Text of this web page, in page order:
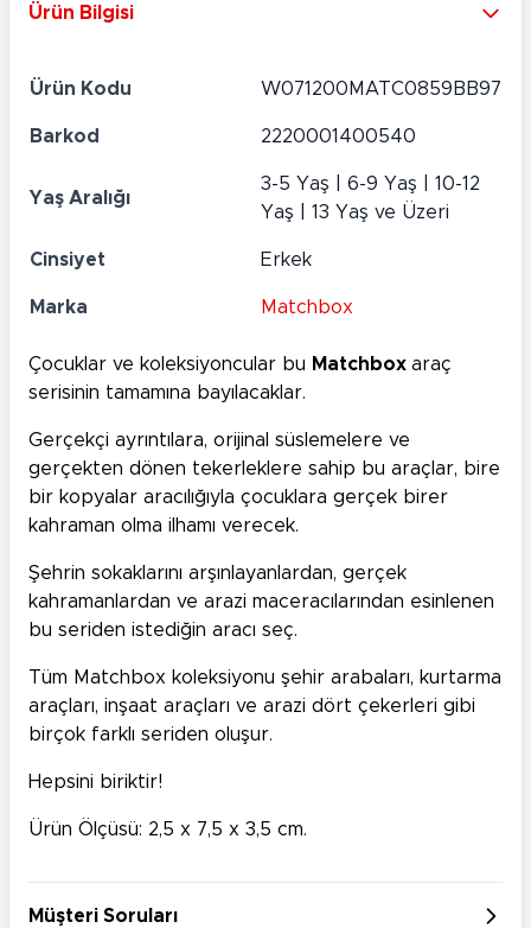
Ürün Bilgisi
Ürün Kodu W071200MATC0859BB97
Barkod 2220001400540
Yaş Aralığı
3-5 Yaş | 6-9 Yaş | 10-12
Yaş | 13 Yaş ve Üzeri
Cinsiyet Erkek
Marka Matchbox
Çocuklar ve koleksiyoncular bu Matchbox araç
serisinin tamamına bayılacaklar.
Gerçekçi ayrıntılara, orijinal süslemelere ve
gerçekten dönen tekerleklere sahip bu araçlar, bire
bir kopyalar aracılığıyla çocuklara gerçek birer
kahraman olma ilhamı verecek.
Şehrin sokaklarını arşınlayanlardan, gerçek
kahramanlardan ve arazi maceracılarından esinlenen
bu seriden istediğin aracı seç.
Tüm Matchbox koleksiyonu şehir arabaları, kurtarma
araçları, inşaat araçları ve arazi dört çekerleri gibi
birçok farklı seriden oluşur.
Hepsini biriktir!
Ürün Ölçüsü: 2,5 x 7,5 x 3,5 cm.
Müşteri Soruları